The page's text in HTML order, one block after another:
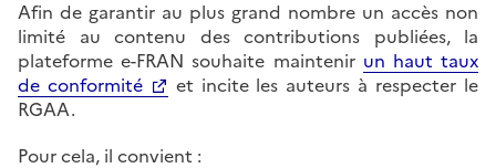
Afin de garantir au plus grand nombre un accès non
limité au contenu des contributions publiées, la
plateforme e-FRAN souhaite maintenir un haut taux
de conformité
et incite les auteurs à respecter le
RGAA.
Pour cela, il convient :